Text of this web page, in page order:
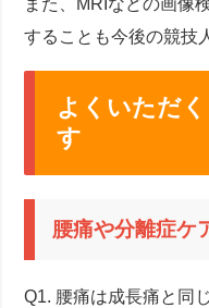
することも今後の競技
よくいただ
す
腰痛や分離症ケ
Q1. 腰痛は成長痛と同